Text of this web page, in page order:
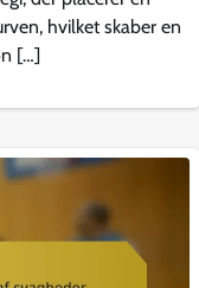
hvilket skaber en
[…]